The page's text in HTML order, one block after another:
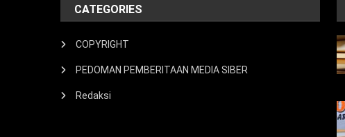
CATEGORIES
COPYRIGHT
PEDOMAN PEMBERITAAN MEDIA SIBER
Redaksi